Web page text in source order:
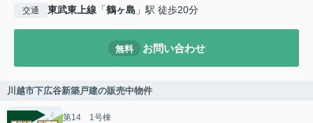
交通 東武東上線 「鶴ヶ島 」駅 徒歩20分
無料 お問い合わせ
川越市下広谷新築戸建の販売中物件
第14 1号棟